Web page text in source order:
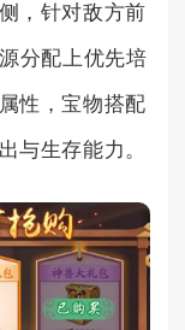
，针对敌方前
分配上优先培
性，宝物搭配
与生存能力。